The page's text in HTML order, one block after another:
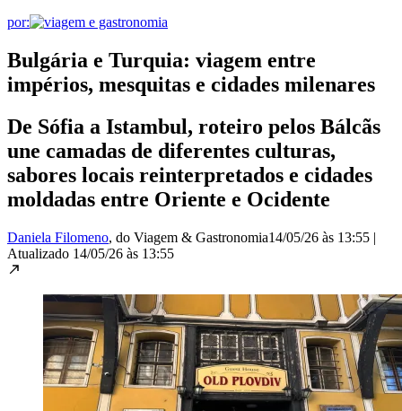
por:
Bulgária e Turquia: viagem entre
impérios, mesquitas e cidades milenares
De Sófia a Istambul, roteiro pelos Bálcãs
une camadas de diferentes culturas,
sabores locais reinterpretados e cidades
moldadas entre Oriente e Ocidente
Daniela Filomeno, do Viagem & Gastronomia14/05/26 às 13:55 |
Atualizado 14/05/26 às 13:55